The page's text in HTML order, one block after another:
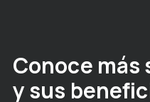
Conoce más
y sus